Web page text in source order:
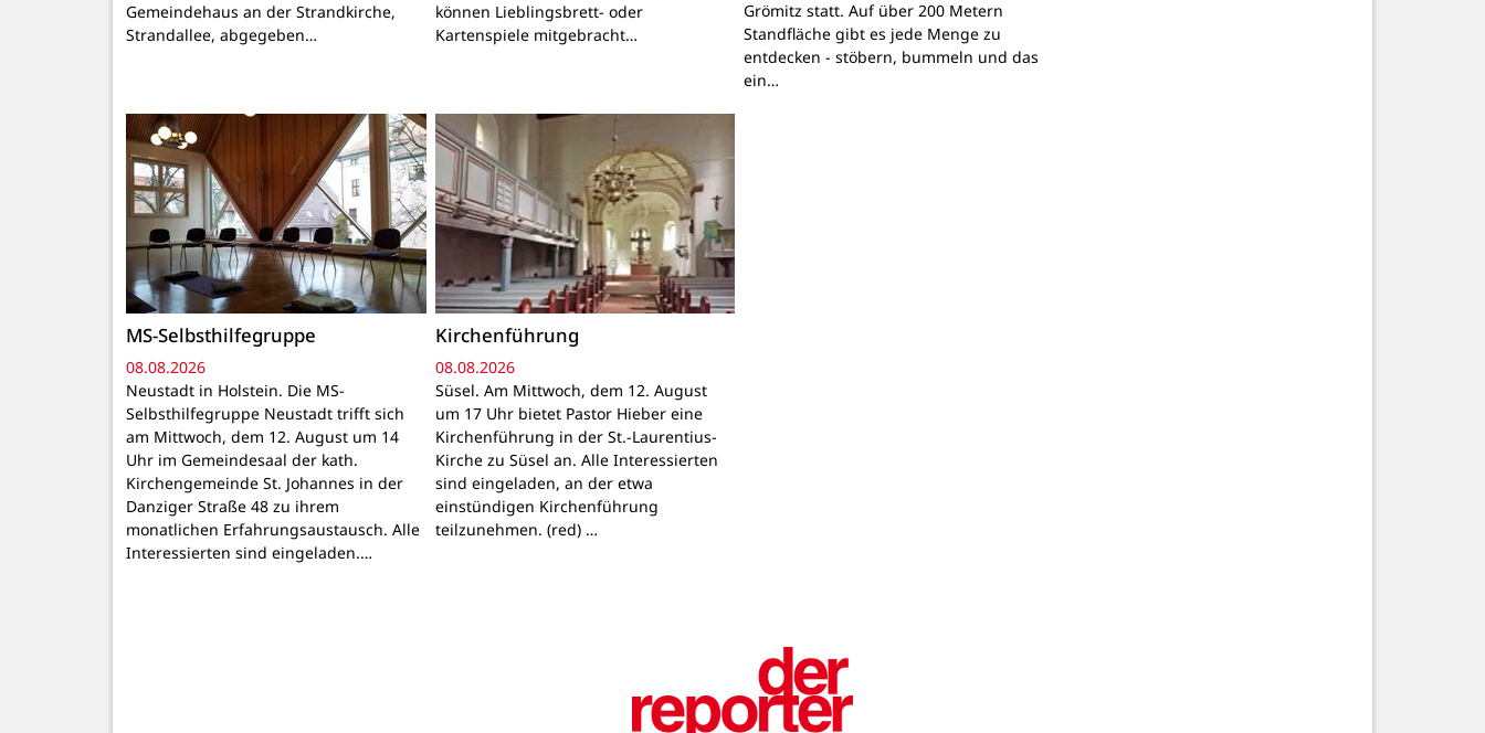
Gemeindehaus an der Strandkirche,
Strandallee, abgegeben…
können Lieblingsbrett- oder
Kartenspiele mitgebracht…
Grömitz statt. Auf über 200 Metern
Standfläche gibt es jede Menge zu
entdecken - stöbern, bummeln und das
ein…
MS-Selbsthilfegruppe
08.08.2026
Neustadt in Holstein. Die MS-
Selbsthilfegruppe Neustadt trifft sich
am Mittwoch, dem 12. August um 14
Uhr im Gemeindesaal der kath.
Kirchengemeinde St. Johannes in der
Danziger Straße 48 zu ihrem
monatlichen Erfahrungsaustausch. Alle
Interessierten sind eingeladen.…
Kirchenführung
08.08.2026
Süsel. Am Mittwoch, dem 12. August
um 17 Uhr bietet Pastor Hieber eine
Kirchenführung in der St.-Laurentius-
Kirche zu Süsel an. Alle Interessierten
sind eingeladen, an der etwa
einstündigen Kirchenführung
teilzunehmen. (red) …